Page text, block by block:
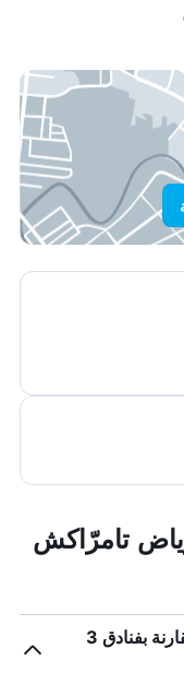
تامرّاكش
هل الأسعار في رياض تامرّاكش قابلة للمقارنة بفنادق 3